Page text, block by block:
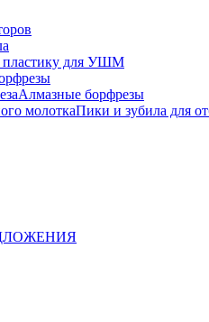
пластику для УШМ
Алмазные борфрезы
Пики и зубила для